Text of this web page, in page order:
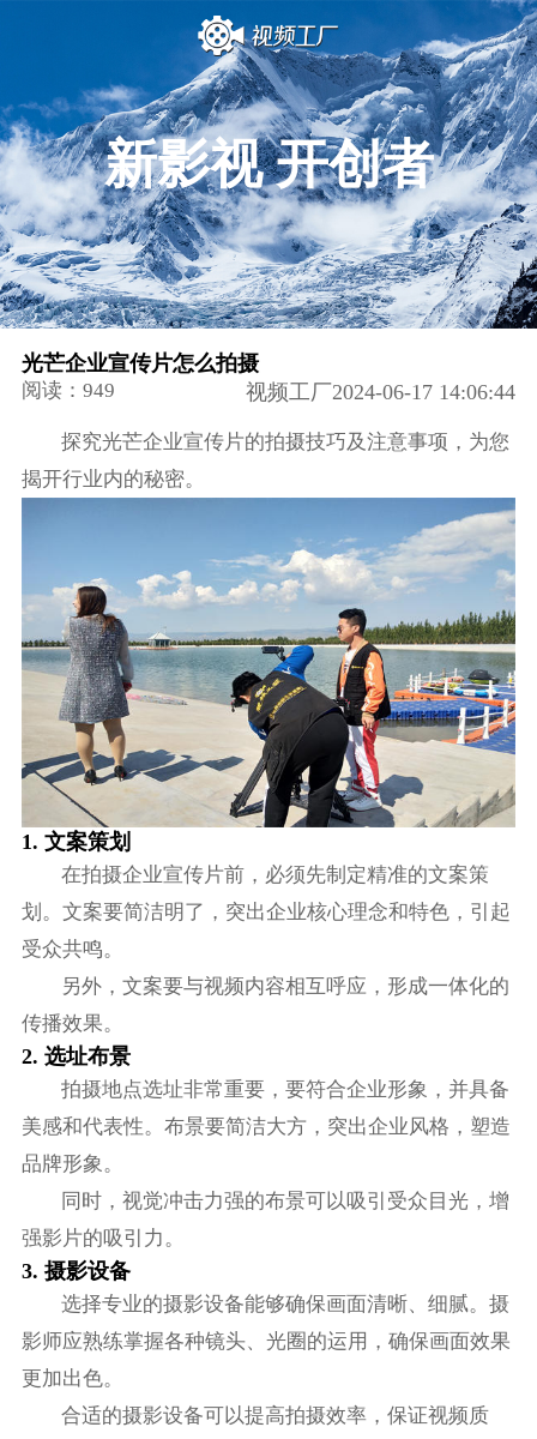
新影视 开创者
光芒企业宣传片怎么拍摄
阅读：949 视频工厂2024-06-17 14:06:44
探究光芒企业宣传片的拍摄技巧及注意事项，为您
揭开行业内的秘密。
1. 文案策划
在拍摄企业宣传片前，必须先制定精准的文案策
划。文案要简洁明了，突出企业核心理念和特色，引起
受众共鸣。
另外，文案要与视频内容相互呼应，形成一体化的
传播效果。
2. 选址布景
拍摄地点选址非常重要，要符合企业形象，并具备
美感和代表性。布景要简洁大方，突出企业风格，塑造
品牌形象。
同时，视觉冲击力强的布景可以吸引受众目光，增
强影片的吸引力。
3. 摄影设备
选择专业的摄影设备能够确保画面清晰、细腻。摄
影师应熟练掌握各种镜头、光圈的运用，确保画面效果
更加出色。
合适的摄影设备可以提高拍摄效率，保证视频质